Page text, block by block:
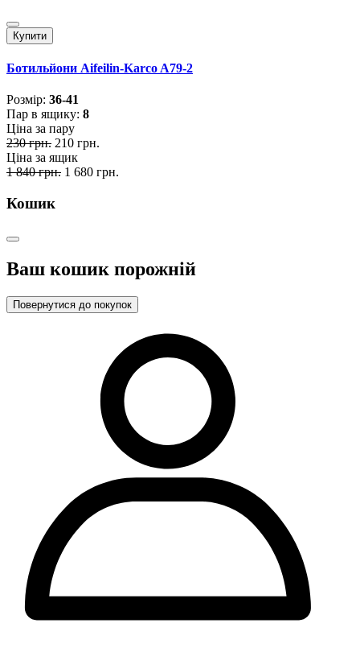
Купити
Ботильйони Aifeilin-Karco A79-2
Розмiр: 36-41
Пар в ящику: 8
Ціна за пару
230 грн. 210 грн.
Ціна за ящик
1 840 грн. 1 680 грн.
Кошик
Ваш кошик порожній
Повернутися до покупок